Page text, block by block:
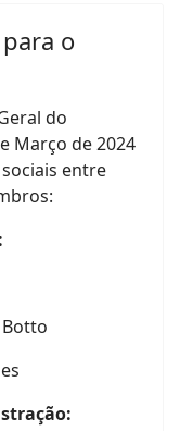
o
do
Março de 2024
entre